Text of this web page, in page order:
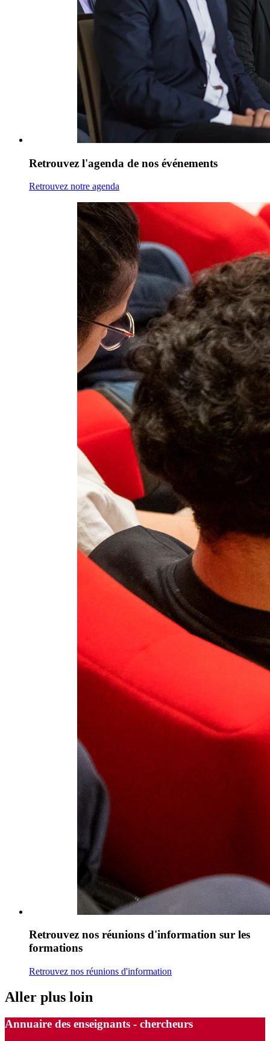
Retrouvez l'agenda de nos événements
Retrouvez notre agenda
Retrouvez nos réunions d'information sur les
formations
Retrouvez nos réunions d'information
Aller plus loin
Annuaire des enseignants - chercheurs